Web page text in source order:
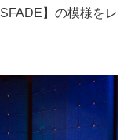
】の模様をレ